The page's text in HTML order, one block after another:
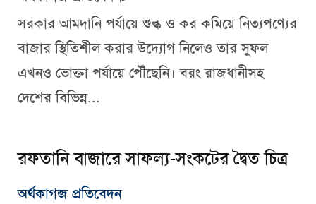
সরকার আমদানি পর্যায়ে শুল্ক ও কর কমিয়ে নিত্যপণ্যের
বাজার স্থিতিশীল করার উদ্যোগ নিলেও তার সুফল
এখনও ভোক্তা পর্যায়ে পৌঁছেনি। বরং রাজধানীসহ
দেশের বিভিন্ন...
রফতানি বাজারে সাফল্য-সংকটের দ্বৈত চিত্র
অর্থকাগজ প্রতিবেদন